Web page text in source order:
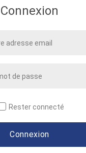
Connexion
Rester connecté
Connexion